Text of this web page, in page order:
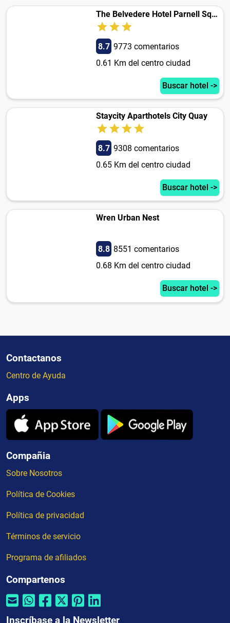
The Belvedere Hotel Parnell Square
8.7 9773 comentarios
0.61 Km del centro ciudad
Buscar hotel ->
Staycity Aparthotels City Quay
8.7 9308 comentarios
0.65 Km del centro ciudad
Buscar hotel ->
Wren Urban Nest
8.8 8551 comentarios
0.68 Km del centro ciudad
Buscar hotel ->
Contactanos
Centro de Ayuda
Apps
Compañia
Sobre Nosotros
Política de Cookies
Política de privacidad
Términos de servicio
Programa de afiliados
Compartenos
Inscríbase a la Newsletter